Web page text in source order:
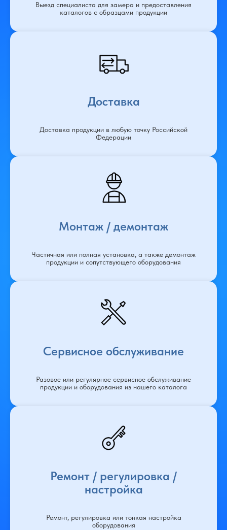
Выезд специалиста для замера и предоставления
каталогов с образцами продукции
Доставка
Доставка продукции в любую точку Российской
Федерации
Монтаж / демонтаж
Частичная или полная установка, а также демонтаж
продукции и сопутствующего оборудования
Сервисное обслуживание
Разовое или регулярное сервисное обслуживание
продукции и оборудования из нашего каталога
Ремонт / регулировка /
настройка
Ремонт, регулировка или тонкая настройка
оборудования